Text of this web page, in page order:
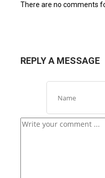
There are no comments
REPLY A MESSAGE